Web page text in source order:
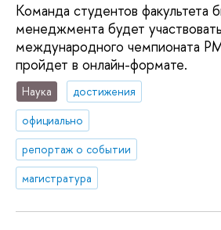
Команда студентов факультета
менеджмента будет
международного чемпионата
пройдет в онлайн-формате.
Наука
достижения
официально
репортаж о событии
магистратура